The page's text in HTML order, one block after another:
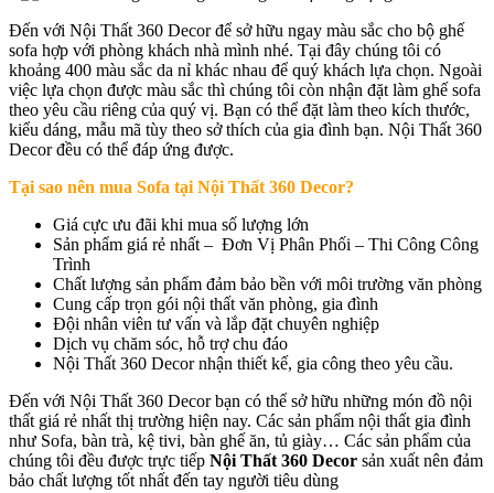
Đến với Nội Thất 360 Decor để sở hữu ngay màu sắc cho bộ ghế
sofa hợp với phòng khách nhà mình nhé. Tại đây chúng tôi có
khoảng 400 màu sắc da nỉ khác nhau để quý khách lựa chọn. Ngoài
việc lựa chọn được màu sắc thì chúng tôi còn nhận đặt làm ghế sofa
theo yêu cầu riêng của quý vị. Bạn có thể đặt làm theo kích thước,
kiểu dáng, mẫu mã tùy theo sở thích của gia đình bạn. Nội Thất 360
Decor đều có thể đáp ứng được.
Tại sao nên mua Sofa tại Nội Thất 360 Decor?
Giá cực ưu đãi khi mua số lượng lớn
Sản phẩm giá rẻ nhất – Đơn Vị Phân Phối – Thi Công Công
Trình
Chất lượng sản phẩm đảm bảo bền với môi trường văn phòng
Cung cấp trọn gói nội thất văn phòng, gia đình
Đội nhân viên tư vấn và lắp đặt chuyên nghiệp
Dịch vụ chăm sóc, hỗ trợ chu đáo
Nội Thất 360 Decor nhận thiết kế, gia công theo yêu cầu.
Đến với Nội Thất 360 Decor bạn có thể sở hữu những món đồ nội
thất giá rẻ nhất thị trường hiện nay. Các sản phẩm nội thất gia đình
như Sofa, bàn trà, kệ tivi, bàn ghế ăn, tủ giày… Các sản phẩm của
chúng tôi đều được trực tiếp Nội Thất 360 Decor sản xuất nên đảm
bảo chất lượng tốt nhất đến tay người tiêu dùng